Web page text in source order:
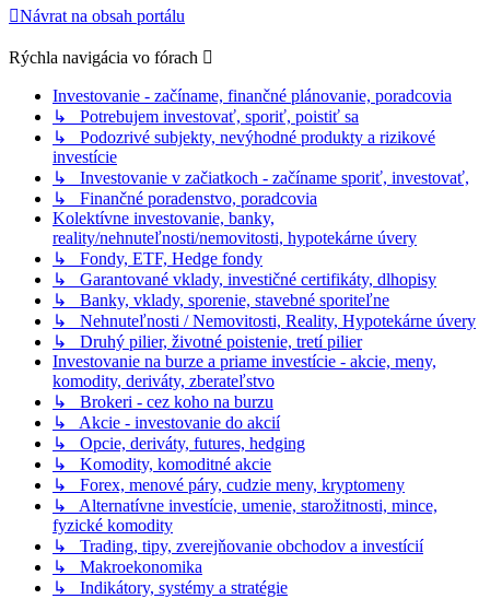
Návrat na obsah portálu
Rýchla navigácia vo fórach
Investovanie - začíname, finančné plánovanie, poradcovia
↳ Potrebujem investovať, sporiť, poistiť sa
↳ Podozrivé subjekty, nevýhodné produkty a rizikové
investície
↳ Investovanie v začiatkoch - začíname sporiť, investovať,
↳ Finančné poradenstvo, poradcovia
Kolektívne investovanie, banky,
reality/nehnuteľnosti/nemovitosti, hypotekárne úvery
↳ Fondy, ETF, Hedge fondy
↳ Garantované vklady, investičné certifikáty, dlhopisy
↳ Banky, vklady, sporenie, stavebné sporiteľne
↳ Nehnuteľnosti / Nemovitosti, Reality, Hypotekárne úvery
↳ Druhý pilier, životné poistenie, tretí pilier
Investovanie na burze a priame investície - akcie, meny,
komodity, deriváty, zberateľstvo
↳ Brokeri - cez koho na burzu
↳ Akcie - investovanie do akcií
↳ Opcie, deriváty, futures, hedging
↳ Komodity, komoditné akcie
↳ Forex, menové páry, cudzie meny, kryptomeny
↳ Alternatívne investície, umenie, starožitnosti, mince,
fyzické komodity
↳ Trading, tipy, zverejňovanie obchodov a investícií
↳ Makroekonomika
↳ Indikátory, systémy a stratégie